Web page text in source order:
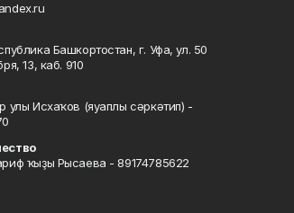
Башкортостан, г. Уфа, ул. 50
13, каб. 910
улы Исхаҡов (яуаплы сәркәтип) -
ҡыҙы Рысаева - 89174785622